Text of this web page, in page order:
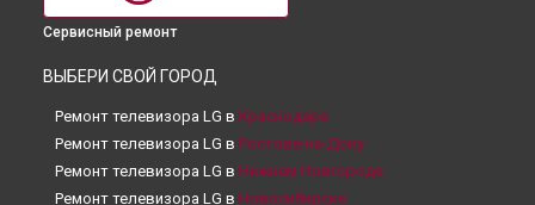
Сервисный ремонт
ВЫБЕРИ СВОЙ ГОРОД
Ремонт телевизора LG в Краснодаре
Ремонт телевизора LG в Ростове-на-Дону
Ремонт телевизора LG в Нижнем Новгороде
Ремонт телевизора LG в Новосибирске